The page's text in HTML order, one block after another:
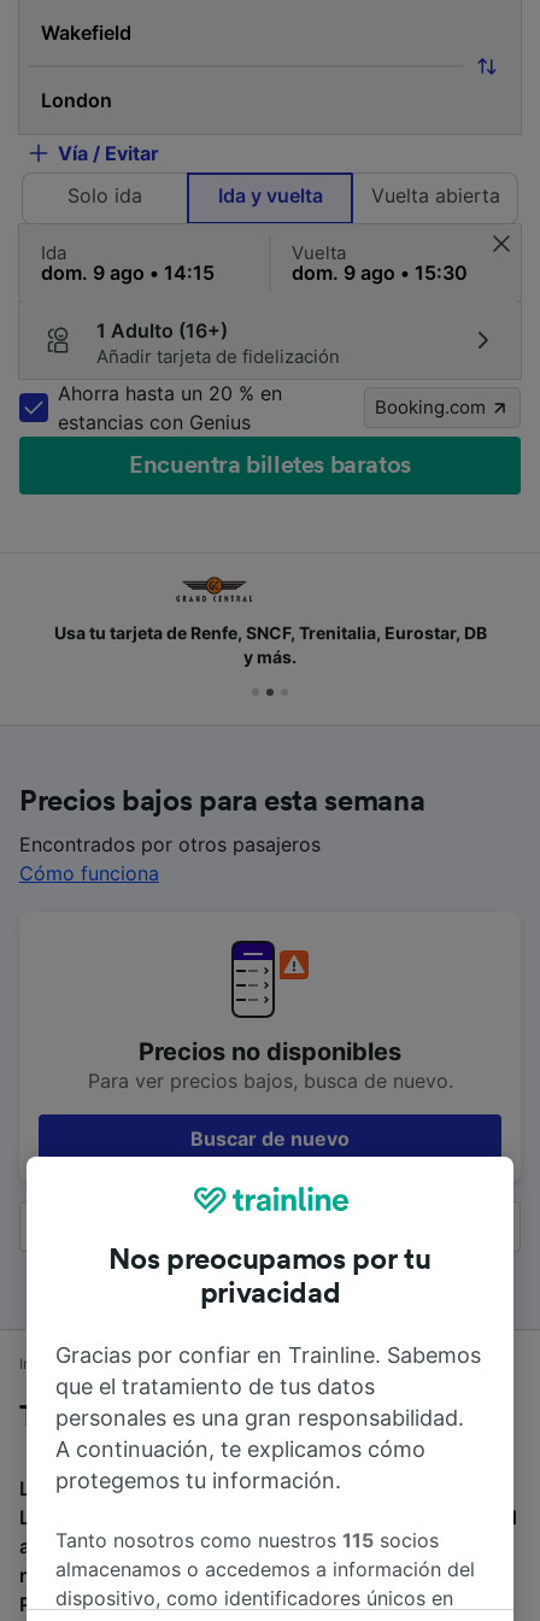
Vía / Evitar
Solo ida
Ida y vuelta Vuelta abierta
Ida Vuelta
1 Adulto (16+)
Añadir tarjeta de fidelización
Ahorra hasta un 20 % en
estancias con Genius
Booking.com
Encuentra billetes baratos
Usa tu tarjeta de Renfe, SNCF, Trenitalia, Eurostar, DB
y más.
Precios bajos para esta semana
Encontrados por otros pasajeros
Cómo funciona
Precios no disponibles
Para ver precios bajos, busca de nuevo.
Buscar de nuevo
Inicio Horarios de trenes Wakefield a Londres
Trenes desde Wakefield a Londres
La duración media de viaje en tren entre Wakefield y
Londres es de 2h 20min. El tren más veloz de Wakefield
a Londres dura 1h 46min. Alrededor de 59 trenes al día
recorren los 259 km que separan ambas ciudades.
Puedes reservar tu billete a partir de 19,98 € al reservar
Nos preocupamos por tu
privacidad
Gracias por confiar en Trainline. Sabemos
que el tratamiento de tus datos
personales es una gran responsabilidad.
A continuación, te explicamos cómo
protegemos tu información.
Tanto nosotros como nuestros115 socios
almacenamos o accedemos a información del
dispositivo, como identificadores únicos en